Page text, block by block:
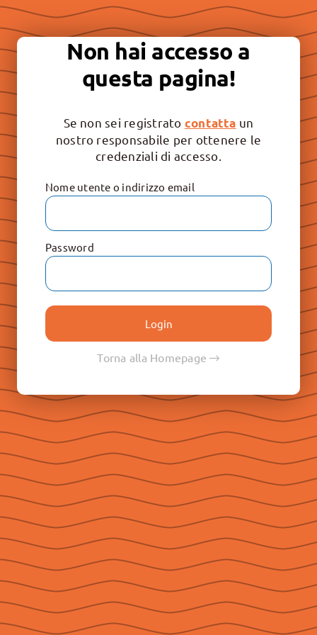
Non hai accesso a
questa pagina!
Se non sei registrato contatta un
nostro responsabile per ottenere le
credenziali di accesso.
Nome utente o indirizzo email
Password
Torna alla Homepage
continuare a promuovere la
libertà e il rispetto dei valori
irrinunciabili: Vita, Famiglia e
Educazione.
Le Raccolte
Don Paolo Albera
Don Pietro Ricaldone
Don Renato Ziggiotti
Don Luigi Ricceri
Don Egidio Viganò
Don Juan E. Vecchi
Don Pasqual V. Chavez
Don Ángel F. Artime
Don Fabio Attard
Social
Seguici su Facebook
Seguici su Instagram
Seguici su YouTube